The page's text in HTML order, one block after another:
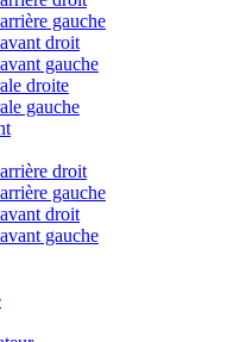
gauche
droit
gauche
droite
gauche
droit
gauche
droit
gauche